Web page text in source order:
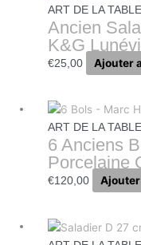
ART DE LA TABLE
Ancien
K&G
€25,00 Ajouter
ART DE LA TABLE
6 Anciens
Porcelaine
€120,00